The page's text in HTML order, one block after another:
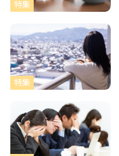
特集
特集